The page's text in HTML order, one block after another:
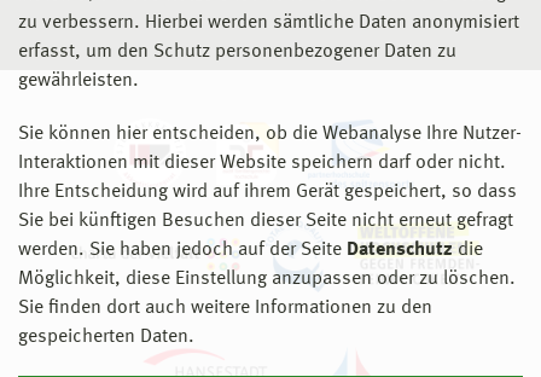
zu verbessern. Hierbei werden sämtliche Daten anonymisiert
erfasst, um den Schutz personenbezogener Daten zu
gewährleisten.
Sie können hier entscheiden, ob die Webanalyse Ihre Nutzer-
Interaktionen mit dieser Website speichern darf oder nicht.
Ihre Entscheidung wird auf ihrem Gerät gespeichert, so dass
Sie bei künftigen Besuchen dieser Seite nicht erneut gefragt
werden. Sie haben jedoch auf der Seite Datenschutz die
Möglichkeit, diese Einstellung anzupassen oder zu löschen.
Sie finden dort auch weitere Informationen zu den
gespeicherten Daten.